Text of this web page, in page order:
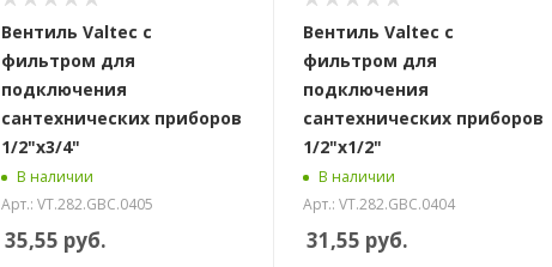
Вентиль Valtec с
фильтром для
подключения
сантехнических приборов
1/2"х3/4"
В наличии
Арт.: VT.282.GBC.0405
35,55 руб.
Вентиль Valtec с
фильтром для
подключения
сантехнических приборов
1/2"х1/2"
В наличии
Арт.: VT.282.GBC.0404
31,55 руб.